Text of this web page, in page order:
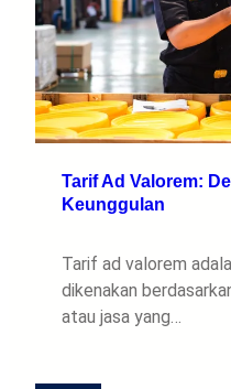
Tarif Ad Valorem:
Keunggulan
Tarif ad valorem
dikenakan
atau jasa yang…